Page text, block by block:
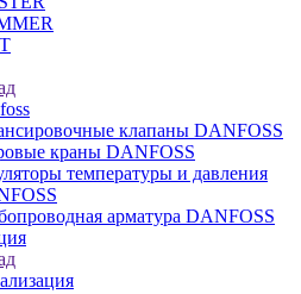
клапаны DANFOSS
краны DANFOSS
температуры и давления
арматура DANFOSS